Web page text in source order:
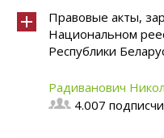
Правовые акты,
Национальном
Республики
Радиванович
4.007